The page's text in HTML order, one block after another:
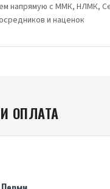
напрямую с ММК, НЛМК,
и наценок
ОПЛАТА